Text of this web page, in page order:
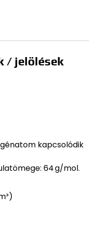
/ jelölések
kapcsolódik
64 g/mol.